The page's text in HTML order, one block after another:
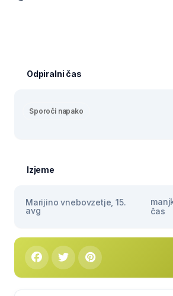
Odpiralni čas
Sporoči napako
Izjeme
Marijino vnebovzetje, 15.
avg
čas